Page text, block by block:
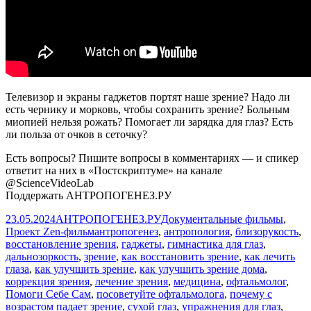
Телевизор и экраны гаджетов портят наше зрение? Надо ли
есть чернику и морковь, чтобы сохранить зрение? Больным
миопией нельзя рожать? Помогает ли зарядка для глаз? Есть
ли польза от очков в сеточку?
Есть вопросы? Пишите вопросы в комментариях — и спикер
ответит на них в «Постскриптуме» на канале
@ScienceVideoLab
Поддержать АНТРОПОГЕНЕЗ.РУ
Опубликовано
23.05.2024Автор
АНТРОПОГЕНЕЗ.РУРубрики
Документальные фильмы,
Проект Zen-фильмМетки
антропогенез, антропология, близорукость,
восстановление зрения, гаджеты, гимнастика для глаз,
дальнозоркость, зрение, как восстановить зрение, как лечить
глаза, как улучшить зрение, как улучшить зрение дома,
коррекция зрения, лечение зрения, медицина, офтальмолог,
Помоги Себе Сам, посоветуйте офтальмолога, почему с
возрастом падает зрение, сухой глаз, упражнения для глаз,